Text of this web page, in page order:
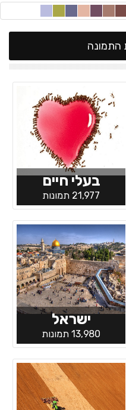
בעלי חיים
21,977 תמונות
ישראל
13,980 תמונות